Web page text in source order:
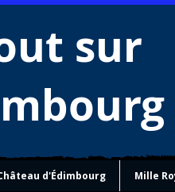
sur
d'Édimbourg Mille